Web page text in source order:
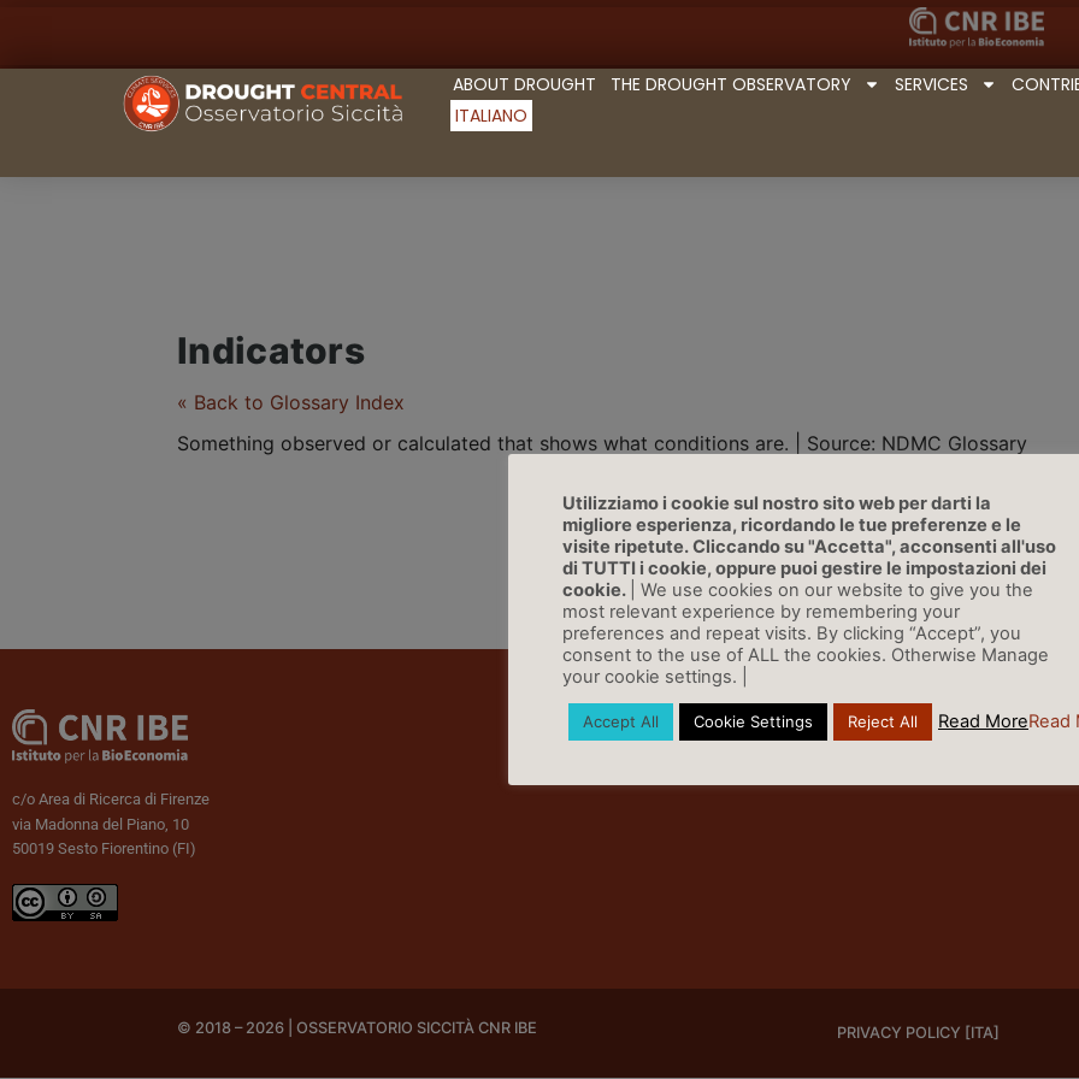
ABOUT DROUGHT THE DROUGHT OBSERVATORY SERVICES
ITALIANO
Indicators
« Back to Glossary Index
Something observed or calculated that shows what conditions are. | Source: NDMC Glossary
c/o Area di Ricerca di Firenze
via Madonna del Piano, 10
50019 Sesto Fiorentino (FI)
© 2018 – 2026 | OSSERVATORIO SICCITÀ CNR IBE PRIVACY POLICY [ITA]
Utilizziamo i cookie sul nostro sito web per darti la
migliore esperienza, ricordando le tue preferenze e le
visite ripetute. Cliccando su "Accetta", acconsenti all'uso
di TUTTI i cookie, oppure puoi gestire le impostazioni dei
cookie.
| We use cookies on our website to give you the
most relevant experience by remembering your
preferences and repeat visits. By clicking “Accept”, you
consent to the use of ALL the cookies. Otherwise Manage
your cookie settings. |
Accept All Cookie Settings Reject All Read MoreRead